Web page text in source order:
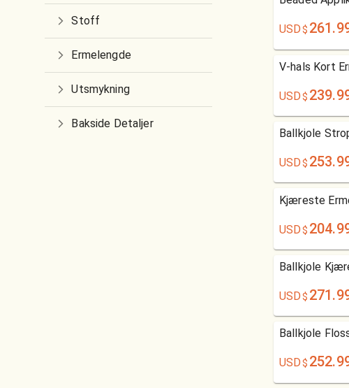
Stoff
Ermelengde
Utsmykning
Bakside Detaljer
USD$
V-hals Kort
USD$
Ballkjole
USD$
Kjæreste
USD$
Ballkjole
USD$
Ballkjole
USD$